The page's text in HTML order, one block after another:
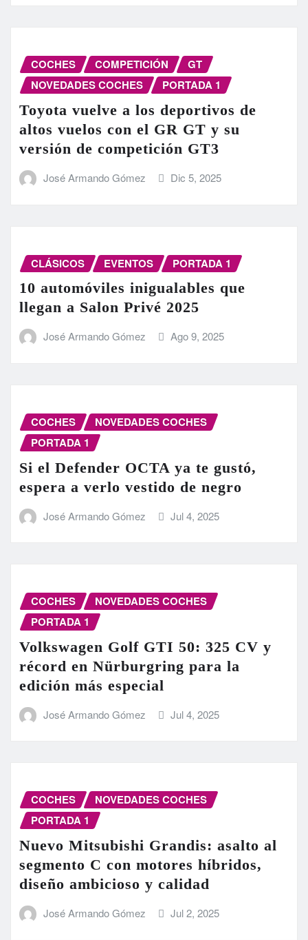
COCHES COMPETICIÓN
GT
NOVEDADES COCHES
PORTADA 1
Toyota vuelve a los deportivos de
altos vuelos con el GR GT y su
versión de competición GT3
José Armando Gómez Dic 5, 2025
CLÁSICOS EVENTOS PORTADA 1
10 automóviles inigualables que
llegan a Salon Privé 2025
José Armando Gómez Ago 9, 2025
COCHES
NOVEDADES COCHES
PORTADA 1
Si el Defender OCTA ya te gustó,
espera a verlo vestido de negro
José Armando Gómez Jul 4, 2025
COCHES
NOVEDADES COCHES
PORTADA 1
Volkswagen Golf GTI 50: 325 CV y
récord en Nürburgring para la
edición más especial
José Armando Gómez Jul 4, 2025
COCHES
NOVEDADES COCHES
PORTADA 1
Nuevo Mitsubishi Grandis: asalto al
segmento C con motores híbridos,
diseño ambicioso y calidad
José Armando Gómez Jul 2, 2025